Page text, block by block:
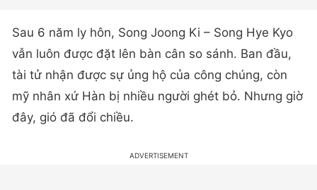
Sau 6 năm ly hôn, Song Joong Ki – Song Hye Kyo
vẫn luôn được đặt lên bàn cân so sánh. Ban đầu,
tài tử nhận được sự ủng hộ của công chúng, còn
mỹ nhân xứ Hàn bị nhiều người ghét bỏ. Nhưng giờ
đây, gió đã đổi chiều.